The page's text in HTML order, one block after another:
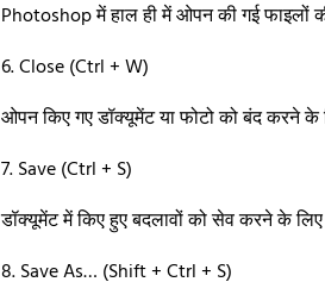
Photoshop में हाल ही में ओपन की गई फाइलों
6. Close (Ctrl + W)
ओपन किए गए डॉक्यूमेंट या फोटो को बंद करने के
7. Save (Ctrl + S)
डॉक्यूमेंट में किए हुए बदलावों को सेव करने के
8. Save As… (Shift + Ctrl + S)